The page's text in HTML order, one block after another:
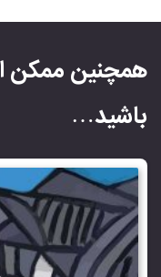
همچنین
باشید…